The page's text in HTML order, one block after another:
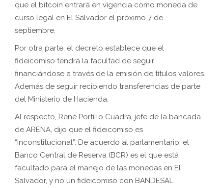
que el bitcoin entrará en vigencia como moneda de
curso legal en El Salvador el próximo 7 de
septiembre.
Por otra parte, el decreto establece que el
fideicomiso tendrá la facultad de seguir
financiándose a través de la emisión de títulos valores.
Además de seguir recibiendo transferencias de parte
del Ministerio de Hacienda.
Al respecto, René Portillo Cuadra, jefe de la bancada
de ARENA, dijo que el fideicomiso es
“inconstitucional”. De acuerdo al parlamentario, el
Banco Central de Reserva (BCR) es el que está
facultado para el manejo de las monedas en El
Salvador, y no un fideicomiso con BANDESAL.